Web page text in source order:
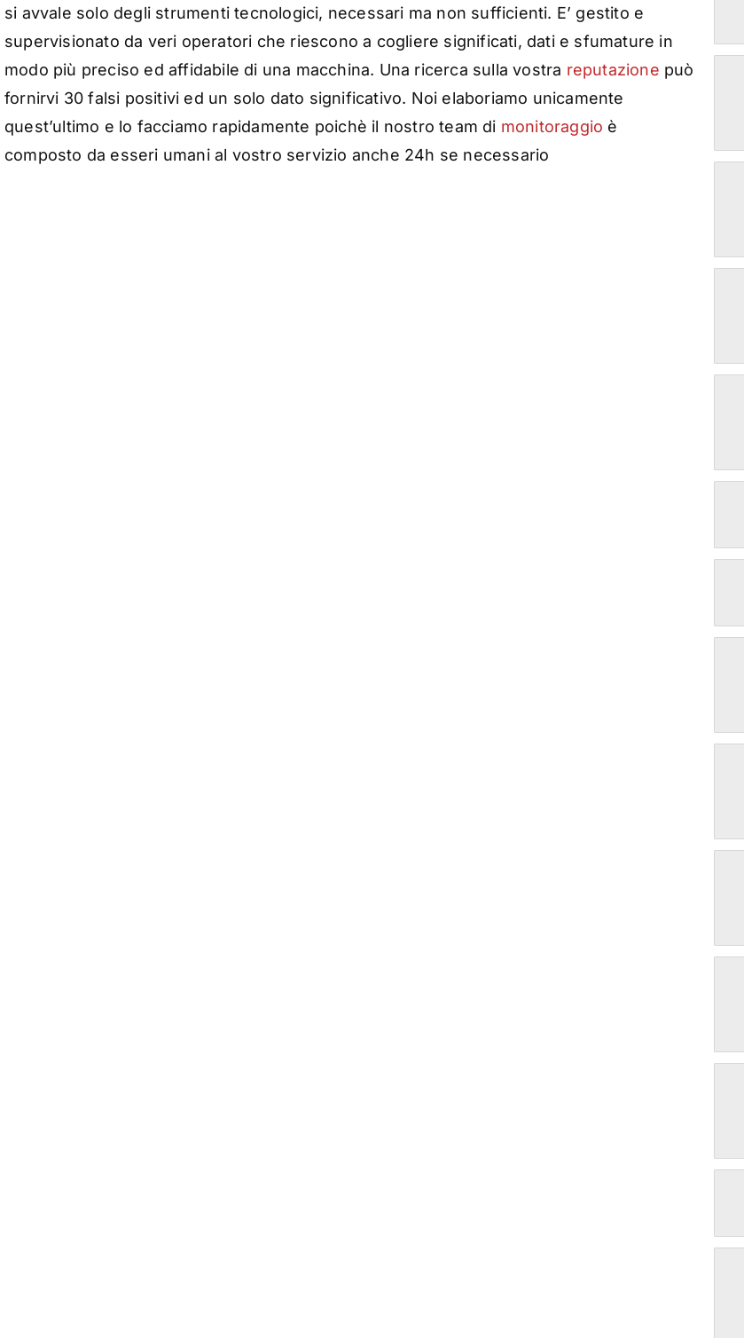
si avvale solo degli strumenti tecnologici, necessari ma non sufficienti. E’ gestito e
supervisionato da veri operatori che riescono a cogliere significati, dati e sfumature in
modo più preciso ed affidabile di una macchina. Una ricerca sulla vostra reputazione può
fornirvi 30 falsi positivi ed un solo dato significativo. Noi elaboriamo unicamente
quest’ultimo e lo facciamo rapidamente poichè il nostro team di monitoraggio è
composto da esseri umani al vostro servizio anche 24h se necessario